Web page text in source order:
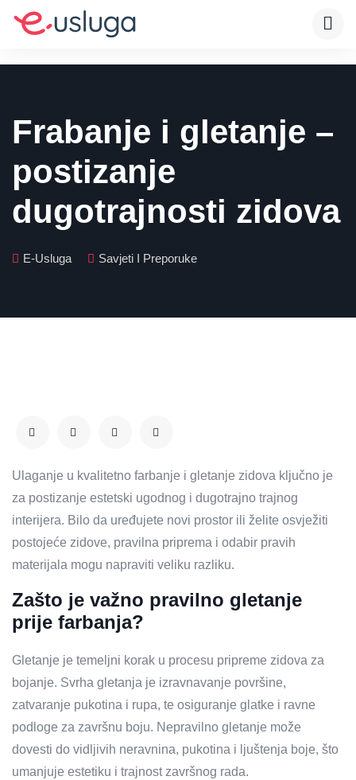
Frabanje i gletanje –
postizanje
dugotrajnosti zidova
E-Usluga Savjeti I Preporuke
Ulaganje u kvalitetno farbanje i gletanje zidova ključno je
za postizanje estetski ugodnog i dugotrajno trajnog
interijera. Bilo da uređujete novi prostor ili želite osvježiti
postojeće zidove, pravilna priprema i odabir pravih
materijala mogu napraviti veliku razliku.
Zašto je važno pravilno gletanje
prije farbanja?
Gletanje je temeljni korak u procesu pripreme zidova za
bojanje. Svrha gletanja je izravnavanje površine,
zatvaranje pukotina i rupa, te osiguranje glatke i ravne
podloge za završnu boju. Nepravilno gletanje može
dovesti do vidljivih neravnina, pukotina i ljuštenja boje, što
umanjuje estetiku i trajnost završnog rada.